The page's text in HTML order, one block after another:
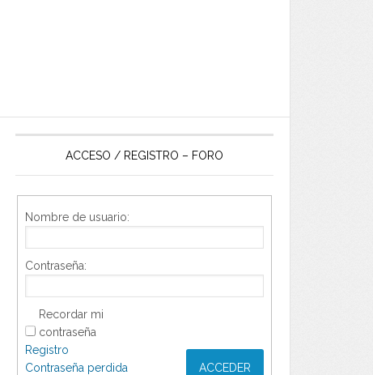
ACCESO / REGISTRO – FORO
Nombre de usuario:
Contraseña:
Recordar mi
contraseña
ACCEDER
Registro
Contraseña perdida